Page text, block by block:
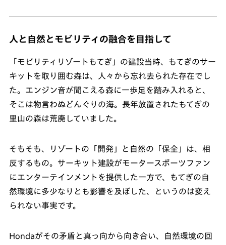
人と自然とモビリティの融合を目指して
「モビリティリゾートもてぎ」の建設当時、もてぎのサー
キットを取り囲む森は、人々から忘れ去られた存在でし
た。エンジン音が聞こえる森に一歩足を踏み入れると、
そこは物言わぬどんぐりの海。長年放置されたもてぎの
里山の森は荒廃していました。
そもそも、リゾートの「開発」と自然の「保全」は、相
反するもの。サーキット建設がモータースポーツファン
にエンターテインメントを提供した一方で、もてぎの自
然環境に多少なりとも影響を及ぼした、というのは変え
られない事実です。
Hondaがその矛盾と真っ向から向き合い、自然環境の回